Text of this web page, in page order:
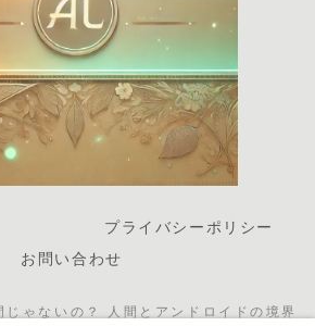
プライバシーポリシー
お問い合わせ
ゃないの？ 人間とアンドロイドの境界